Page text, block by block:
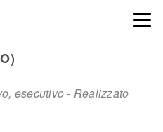
esecutivo - Realizzato